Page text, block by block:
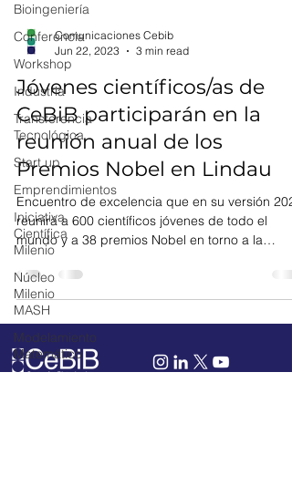
Bioingeniería
Conferencia
Workshop
Industria
Transferencia
Tecnológica
Start up
Emprendimientos
Iniciativa
Científica
Milenio
Núcleo
Milenio
MASH
Modelamiento
Matemático
Comunicaciones Cebib
Jun 22, 2023
3 min read
Jóvenes científicos/as de
CeBiB participarán en la
reunión anual de los
Premios Nobel en Lindau
Encuentro de excelencia que en su versión
reunirá a 600 científicos jóvenes de todo el
mundo y a 38 premios Nobel en torno a la
fisiología y la medicina. Investigadores/as del
Centro de Biotecnología y Bioingeniería (CeBiB),
Anamaría Daza, Natalia Jiménez y David
viajan este jueves a Lindau, Alemania, para
participar de la 72ª Reunión de Premios Nobel ,
#LINO23. Esta nueva versión estará dedicada a
la fisiología, medicina o disciplinas afines y